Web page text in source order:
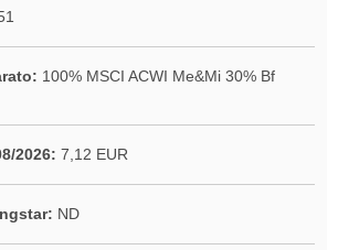
100% MSCI ACWI Me&Mi 30% Bf
2026: 7,12 EUR
ND